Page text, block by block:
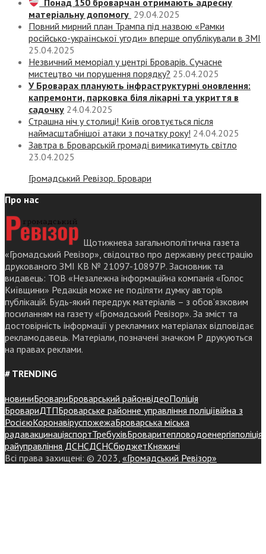
Понад 150 броварчан отримають адресну
матеріальну допомогу 29.04.2025
Повний мирний план Трампа під назвою «‎Рамки
російсько-української угоди» вперше опублікували в ЗМІ
25.04.2025
Незвичний меморіал у центрі Броварів. Сучасне
мистецтво чи порушення порядку? 25.04.2025
У Броварах планують інфраструктурні оновлення:
капремонти, парковка біля лікарні та укриття в
садочку 24.04.2025
Страшна ніч у столиці! Київ оговтується після
наймасштабнішої атаки з початку року! 24.04.2025
Завтра в Броварській громаді вимикатимуть світло
23.04.2025
Громадський Ревізор. Бровари
Про нас
Щотижнева загальнополітична газета
«Громадський Ревізор», свідоцтво про державну реєстрацію
друкованого ЗМІ КВ № 21097-10897Р. Засновник та
видавець: ТОВ «Незалежна інформаційна компанія «Голос
Київщини» Редакція може не поділяти думку авторів
публікацій. Будь-який передрук матеріалів – з обов’язковим
посиланням на газету «Громадський Ревізор». За зміст та
достовірність інформації у рекламних матеріалах відповідає
рекламодавець. Матеріали, позначені значком Р друкуються
на правах реклами.
# TRENDING
новиниБровариБроварський районвідеоПоліція
БровариДТПБроварське районне управління поліціївійна з
РосієюКоронавіруспожежаБроварська міська
радавакцинаціяспортТребухівБроваритепловодоенергіяполіція
райуправління ДСНСДСНСбюджетКняжичі
Всі права захищені: © 2023, «Громадський Ревізор»